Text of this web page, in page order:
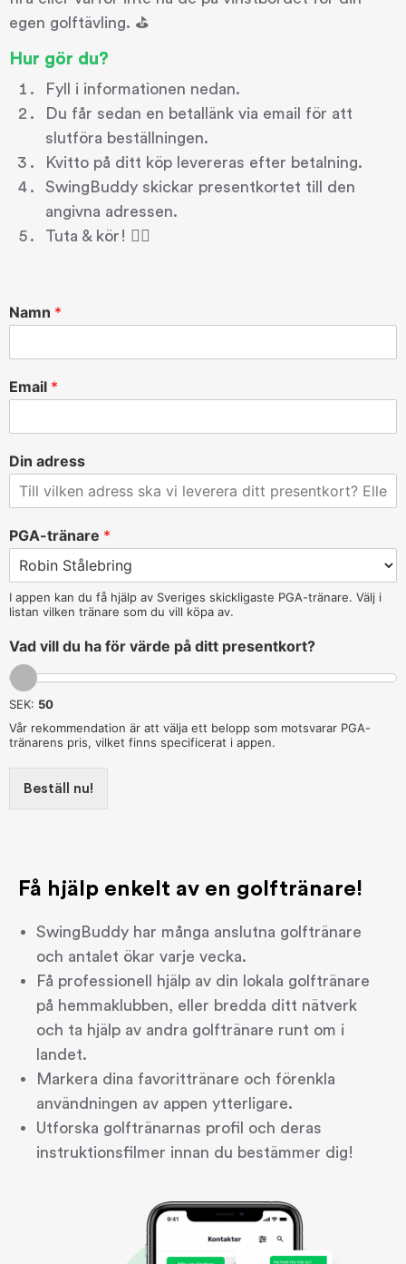
egen golftävling. ⛳️
Hur gör du?
Fyll i informationen nedan.
Du får sedan en betallänk via email för att
slutföra beställningen.
Kvitto på ditt köp levereras efter betalning.
SwingBuddy skickar presentkortet till den
angivna adressen.
Tuta & kör! 🏌️‍♂️
Namn *
Email *
Din adress
PGA-tränare *
I appen kan du få hjälp av Sveriges skickligaste PGA-tränare. Välj i
listan vilken tränare som du vill köpa av.
Vad vill du ha för värde på ditt presentkort?
SEK: 50
Vår rekommendation är att välja ett belopp som motsvarar PGA-
tränarens pris, vilket finns specificerat i appen.
Beställ nu!
Få hjälp enkelt av en golftränare!
SwingBuddy har många anslutna golftränare
och antalet ökar varje vecka.
Få professionell hjälp av din lokala golftränare
på hemmaklubben, eller bredda ditt nätverk
och ta hjälp av andra golftränare runt om i
landet.
Markera dina favorittränare och förenkla
användningen av appen ytterligare.
Utforska golftränarnas profil och deras
instruktionsfilmer innan du bestämmer dig!